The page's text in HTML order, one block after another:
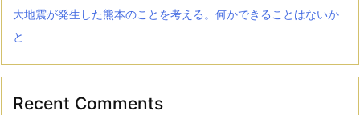
大地震が発生した熊本のことを考える。何かできることはないか
と
Recent Comments